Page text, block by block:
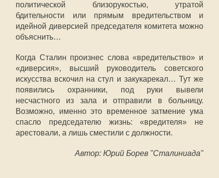
политической близорукостью, утратой
бдительности или прямым вредительством и
идейной диверсией председателя комитета можно
объяснить…
Когда Сталин произнес слова «вредительство» и
«диверсия», высший руководитель советского
искусства вскочил на стул и закукарекал… Тут же
появились охранники, под руки вывели
несчастного из зала и отправили в больницу.
Возможно, именно это временное затмение ума
спасло председателю жизнь: «вредителя» не
арестовали, а лишь сместили с должности.
Автор: Юрий Борев "Сталиниада"